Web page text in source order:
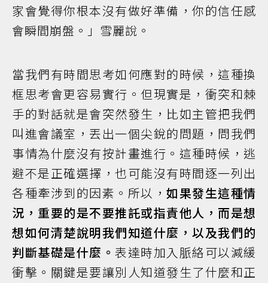
家會覺得你根本沒有做好準備，你的信任感
會瞬間崩盤。」雪麗說。
當我們有時間思考如何應對的時候，這種換
框思考會更容易實行。但現實是，衝突和棘
手的對話就是會突然發生，比如主管把我們
叫進會議室，丟出一個尖銳的問題，問我們
事情為什麼沒有按計畫進行。這種時候，逃
避不是正確選擇，也可能沒有時間逐一列出
各種牽涉到的因素。所以， 如果發生這種情
況，重要的是不要推託或指責他人，而是想
想如何清楚說明我們知道什麼，以及我們的
判斷基礎是什麼。 表達時加入脈絡可以減緩
衝擊。關鍵是要讓別人知道發生了什麼和正